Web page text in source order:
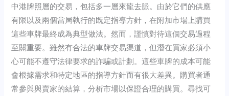
中港牌照層的交易，包括多一層來龍去脈。由於它們的供應
有限以及兩個當局執行的既定指導方針，在附加市場上購買
這些車牌最終成為典型做法。然而，謹慎對待這個交易過程
至關重要。雖然有合法的車牌交易渠道，但潛在買家必須小
心可能不遵守法律要求的詐騙或計劃。這些車牌的成本可能
會根據需求和特定地區的指導方針而有很大差異。購買者通
常參與與賣家的結算，分析市場以保證合理的購買。尋找可